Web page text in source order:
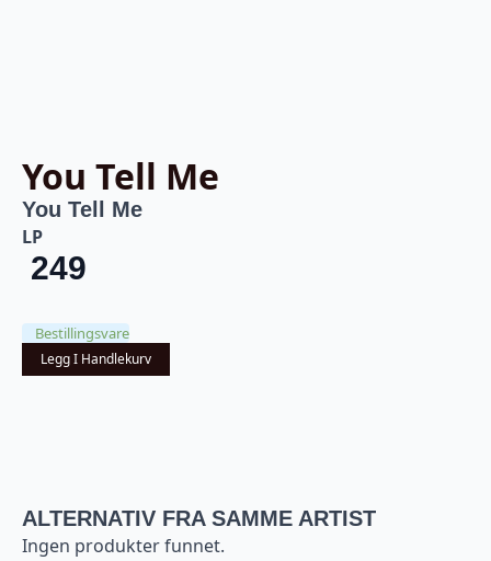
You Tell Me
You Tell Me
LP
249
Bestillingsvare
Legg I Handlekurv
ALTERNATIV FRA SAMME ARTIST
Ingen produkter funnet.